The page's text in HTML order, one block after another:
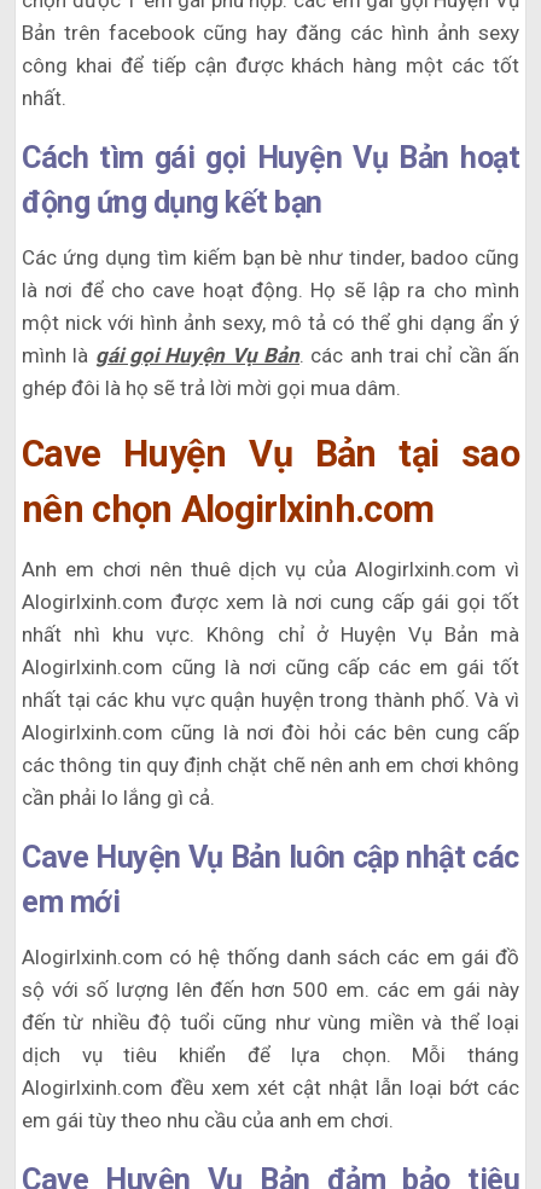
Bản trên facebook cũng hay đăng các hình ảnh sexy
công khai để tiếp cận được khách hàng một các tốt
nhất.
Cách tìm gái gọi Huyện Vụ Bản hoạt
động ứng dụng kết bạn
Các ứng dụng tìm kiếm bạn bè như tinder, badoo cũng
là nơi để cho cave hoạt động. Họ sẽ lập ra cho mình
một nick với hình ảnh sexy, mô tả có thể ghi dạng ẩn ý
mình là gái gọi Huyện Vụ Bản. các anh trai chỉ cần ấn
ghép đôi là họ sẽ trả lời mời gọi mua dâm.
Cave Huyện Vụ Bản tại sao
nên chọn Alogirlxinh.com
Anh em chơi nên thuê dịch vụ của Alogirlxinh.com vì
Alogirlxinh.com được xem là nơi cung cấp gái gọi tốt
nhất nhì khu vực. Không chỉ ở Huyện Vụ Bản mà
Alogirlxinh.com cũng là nơi cũng cấp các em gái tốt
nhất tại các khu vực quận huyện trong thành phố. Và vì
Alogirlxinh.com cũng là nơi đòi hỏi các bên cung cấp
các thông tin quy định chặt chẽ nên anh em chơi không
cần phải lo lắng gì cả.
Cave Huyện Vụ Bản luôn cập nhật các
em mới
Alogirlxinh.com có hệ thống danh sách các em gái đồ
sộ với số lượng lên đến hơn 500 em. các em gái này
đến từ nhiều độ tuổi cũng như vùng miền và thể loại
dịch vụ tiêu khiển để lựa chọn. Mỗi tháng
Alogirlxinh.com đều xem xét cật nhật lẫn loại bớt các
em gái tùy theo nhu cầu của anh em chơi.
Cave Huyện Vụ Bản đảm bảo tiêu